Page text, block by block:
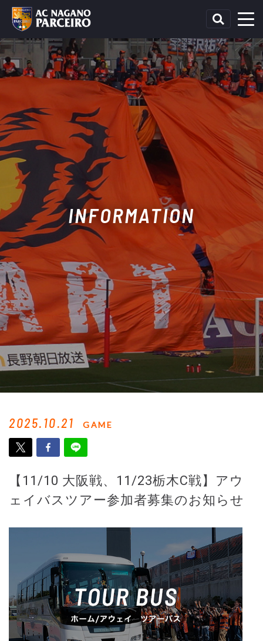
INFORMATION
2025.10.21 GAME
【11/10 大阪戦、11/23栃木C戦】アウ
ェイバスツアー参加者募集のお知らせ